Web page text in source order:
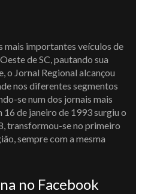
mais importantes veículos de
de SC, pautando sua
o Jornal Regional alcançou
nos diferentes segmentos
se num dos jornais mais
16 de janeiro de 1993 surgiu o
transformou-se no primeiro
sempre com a mesma
no Facebook